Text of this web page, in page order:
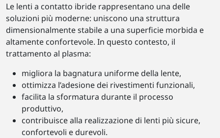
Le lenti a contatto ibride rappresentano una delle
soluzioni più moderne: uniscono una struttura
dimensionalmente stabile a una superficie morbida e
altamente confortevole. In questo contesto, il
trattamento al plasma:
migliora la bagnatura uniforme della lente,
ottimizza l’adesione dei rivestimenti funzionali,
facilita la sformatura durante il processo
produttivo,
contribuisce alla realizzazione di lenti più sicure,
confortevoli e durevoli.